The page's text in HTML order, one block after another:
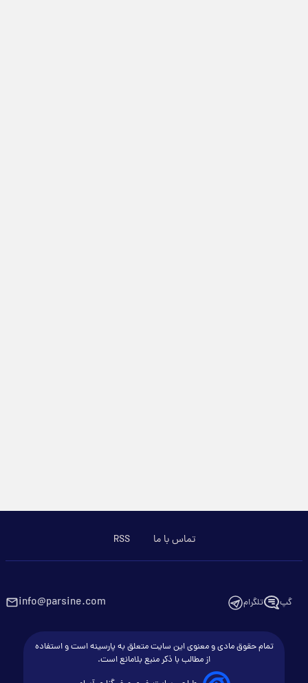
تماس با ما RSS
گپ تلگرام info@parsine.com
تمام حقوق مادی و معنوی این سایت متعلق به پارسینه است و استفاده
از مطالب با ذکر منبع بلامانع است.